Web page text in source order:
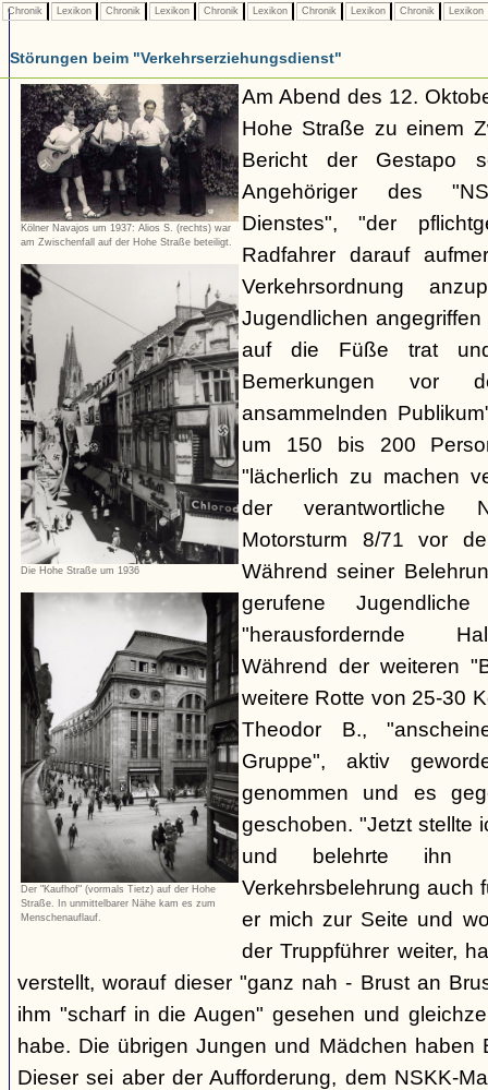
Chronik Lexikon Chronik Lexikon Chronik Lexikon Chronik Lexikon Chronik Lexikon
Störungen beim "Verkehrserziehungsdienst"
Kölner Navajos um 1937: Alios S. (rechts) war
am Zwischenfall auf der Hohe Straße beteiligt.
Die Hohe Straße um 1936
Der "Kaufhof" (vormals Tietz) auf der Hohe
Straße. In unmittelbarer Nähe kam es zum
Menschenauflauf.
Am Abend des 12.
Hohe Straße zu einem
Bericht der Gestapo
Angehöriger des
Dienstes", "der
Radfahrer darauf
Verkehrsordnung
Jugendlichen
auf die Füße trat und
Bemerkungen vor
ansammelnden
um 150 bis 200
"lächerlich zu machen
der verantwortliche
Motorsturm 8/71 vor
Während seiner
gerufene
"herausfordernde
Während der weiteren
weitere Rotte von 25-30
Theodor B.,
Gruppe", aktiv
genommen und es
geschoben. "Jetzt stellte
und belehrte ihn
Verkehrsbelehrung auch
er mich zur Seite und
der Truppführer weiter,
verstellt, worauf dieser "ganz nah - Brust an
ihm "scharf in die Augen" gesehen und
habe. Die übrigen Jungen und Mädchen haben
Dieser sei aber der Aufforderung, dem NSKK-